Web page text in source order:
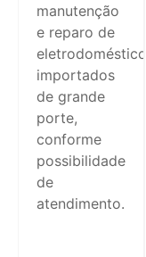
manutenção
e reparo de
eletrodomésticos
importados
de grande
porte,
conforme
possibilidade
de
atendimento.